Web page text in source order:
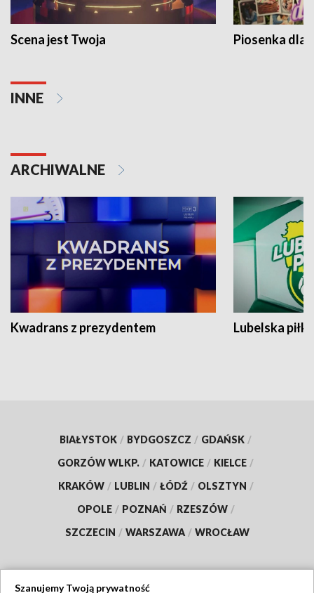
Scena jest Twoja Piosenka dla
INNE
ARCHIWALNE
Kwadrans z prezydentem Lubelska piłka
BIAŁYSTOK / BYDGOSZCZ / GDAŃSK /
GORZÓW WLKP. / KATOWICE / KIELCE /
KRAKÓW / LUBLIN / ŁÓDŹ / OLSZTYN /
OPOLE / POZNAŃ / RZESZÓW /
SZCZECIN / WARSZAWA / WROCŁAW
Szanujemy Twoją prywatność